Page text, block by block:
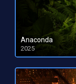
Anaconda
2025
HD 1080pHD 720p